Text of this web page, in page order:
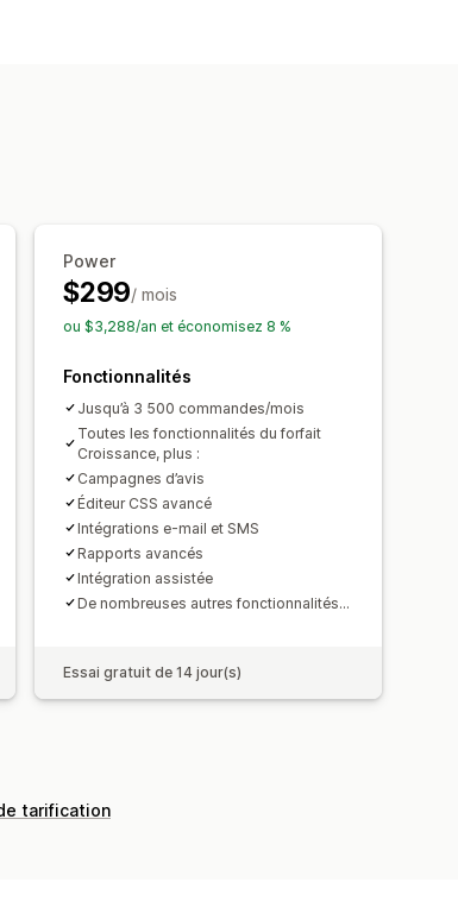
des avis
personnalisées
Récompenses personnalisées
Power
$299/ mois
ou $3,288/an et économisez 8 %
Fonctionnalités
Jusqu’à 3 500 commandes/mois
Toutes les fonctionnalités du forfait
Croissance, plus :
Campagnes d’avis
Éditeur CSS avancé
Intégrations e-mail et SMS
Rapports avancés
Intégration assistée
De nombreuses autres fonctionnalités...
Essai gratuit de 14 jour(s)
tarification